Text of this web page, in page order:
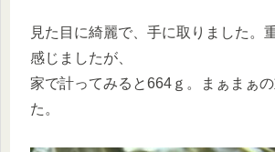
見た目に綺麗で、手に取りました。
感じましたが、
家で計ってみると664ｇ。まぁまぁ
た。